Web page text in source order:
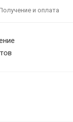
и оплата